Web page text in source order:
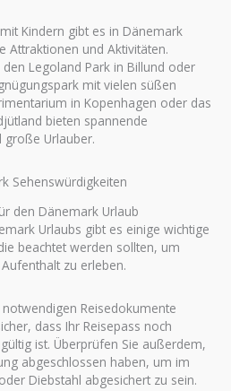
Kindern gibt es in Dänemark
Attraktionen und Aktivitäten.
Legoland Park in Billund oder
mit vielen süßen
in Kopenhagen oder das
bieten spannende
große Urlauber.
den Dänemark Urlaub
Urlaubs gibt es einige wichtige
beachtet werden sollten, um
zu erleben.
Reisedokumente
dass Ihr Reisepass noch
ist. Überprüfen Sie außerdem,
abgeschlossen haben, um im
Diebstahl abgesichert zu sein.